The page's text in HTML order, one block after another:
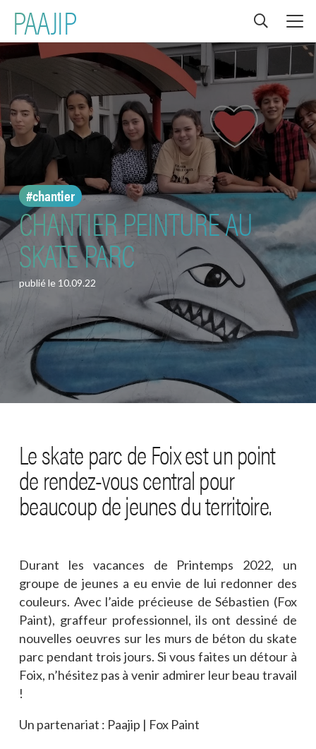
PAAJIP
#chantier
CHANTIER PEINTURE AU
SKATE PARC
publié le 10.09.22
Le skate parc de Foix est un point
de rendez-vous central pour
beaucoup de jeunes du territoire.
Durant les vacances de Printemps 2022, un
groupe de jeunes a eu envie de lui redonner des
couleurs. Avec l’aide précieuse de Sébastien (Fox
Paint), graffeur professionnel, ils ont dessiné de
nouvelles oeuvres sur les murs de béton du skate
parc pendant trois jours. Si vous faites un détour à
Foix, n’hésitez pas à venir admirer leur beau travail
!
Un partenariat : Paajip | Fox Paint